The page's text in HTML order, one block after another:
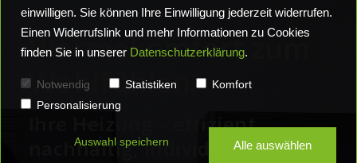
Wohlfühlbäder
Heizungssysteme
Sanitärlösungen
Wärmelösungen
Neuigkeiten
Vortrag Frag die Experten
Wärmekomfort zum
Wohlfühlen.
Ihre Heizung – effizient,
nachhaltig, individuell geplant
einwilligen. Sie können Ihre Einwilligung jederzeit widerrufen.
Einen Widerrufslink und mehr Informationen zu Cookies
finden Sie in unserer Datenschutzerklärung.
Notwendig Statistiken
Komfort
Personalisierung
Auswahl speichern Alle auswählen